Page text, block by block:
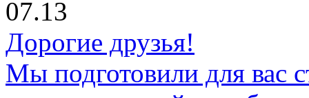
07.13
Дорогие друзья!
Мы подготовили для вас